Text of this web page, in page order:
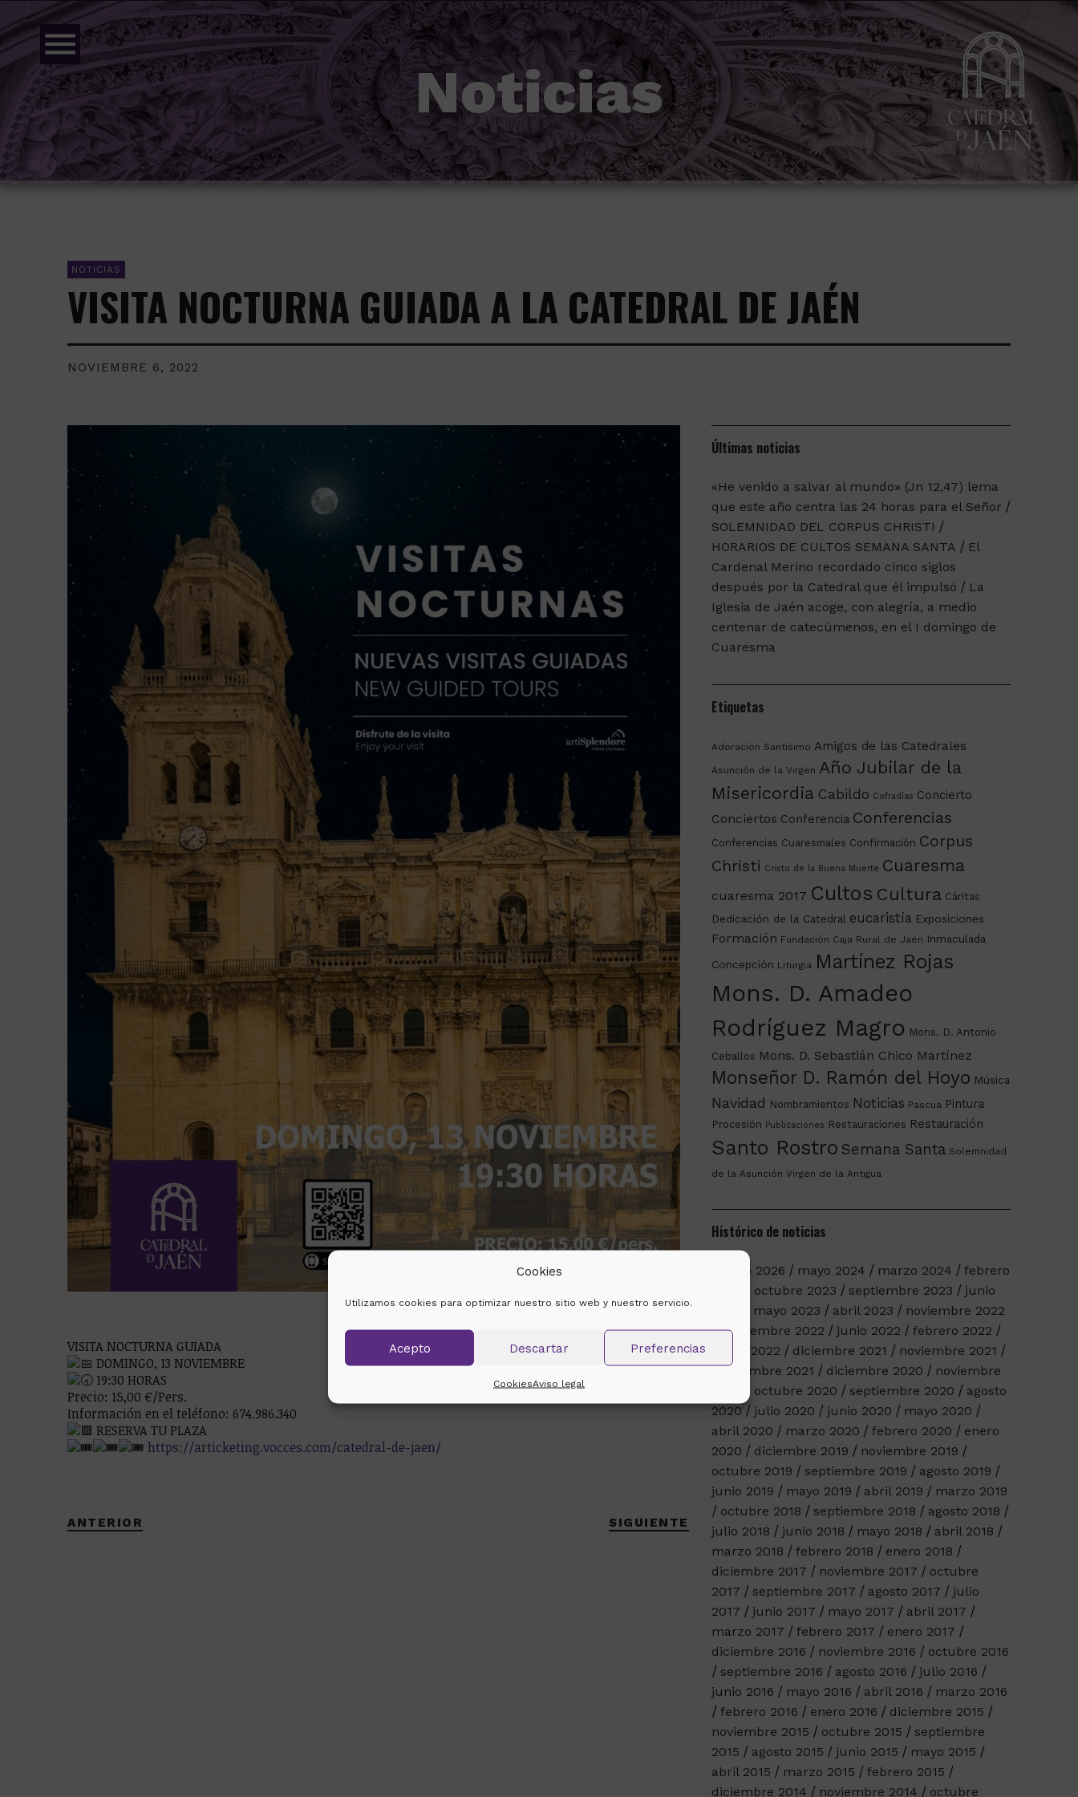
Cookies
Utilizamos cookies para optimizar nuestro sitio web y nuestro servicio.
Acepto Descartar Preferencias
CookiesAviso legal
menu
Noticias
NOTICIAS
VISITA NOCTURNA GUIADA A LA CATEDRAL DE JAÉN
NOVIEMBRE 6, 2022
VISITA NOCTURNA GUIADA
DOMINGO, 13 NOVIEMBRE
19:30 HORAS
Precio: 15,00 €/Pers.
Información en el teléfono: 674.986.340
RESERVA TU PLAZA
https://articketing.vocces.com/catedral-de-jaen/
ANTERIOR SIGUIENTE
Últimas noticias
«He venido a salvar al mundo» (Jn 12,47) lema
que este año centra las 24 horas para el Señor
SOLEMNIDAD DEL CORPUS CHRISTI
HORARIOS DE CULTOS SEMANA SANTA
El
Cardenal Merino recordado cinco siglos
después por la Catedral que él impulsó
La
Iglesia de Jaén acoge, con alegría, a medio
centenar de catecúmenos, en el I domingo de
Cuaresma
Etiquetas
Adoración Santísimo Amigos de las Catedrales
Asunción de la Virgen Año Jubilar de la
Misericordia Cabildo Cofradías Concierto
Conciertos Conferencia Conferencias
Conferencias Cuaresmales Confirmación Corpus
Christi Cristo de la Buena Muerte Cuaresma
cuaresma 2017 Cultos Cultura Cáritas
Dedicación de la Catedral eucaristía Exposiciones
Formación Fundación Caja Rural de Jaén Inmaculada
Concepción Liturgia Martínez Rojas
Mons. D. Amadeo
Rodríguez Magro Mons. D. Antonio
Ceballos Mons. D. Sebastián Chico Martínez
Monseñor D. Ramón del Hoyo Música
Navidad Nombramientos Noticias Pascua Pintura
Procesión Publicaciones Restauraciones Restauración
Santo Rostro Semana Santa Solemnidad
de la Asunción Virgen de la Antigua
Histórico de noticias
marzo 2026 mayo 2024 marzo 2024
febrero
octubre 2023 septiembre 2023
junio
mayo 2023 abril 2023
noviembre 2022
septiembre 2022
junio 2022
febrero 2022
enero 2022
diciembre 2021
noviembre 2021
septiembre 2021
diciembre 2020
noviembre
octubre 2020 septiembre 2020
agosto
2020
julio 2020 junio 2020
mayo 2020
abril 2020
marzo 2020 febrero 2020
enero
2020
diciembre 2019
noviembre 2019
octubre 2019
septiembre 2019
agosto 2019
junio 2019
mayo 2019 abril 2019
marzo 2019
octubre 2018
septiembre 2018
agosto 2018
julio 2018
junio 2018 mayo 2018
abril 2018
marzo 2018
febrero 2018
enero 2018
diciembre 2017
noviembre 2017
octubre
2017
septiembre 2017 agosto 2017
julio
2017
junio 2017 mayo 2017
abril 2017
marzo 2017
febrero 2017
enero 2017
diciembre 2016
noviembre 2016
octubre 2016
septiembre 2016
agosto 2016
julio 2016
junio 2016
mayo 2016 abril 2016
marzo 2016
febrero 2016
enero 2016
diciembre 2015
noviembre 2015
octubre 2015
septiembre
2015
agosto 2015 junio 2015
mayo 2015
abril 2015
marzo 2015
febrero 2015
diciembre 2014
noviembre 2014
octubre